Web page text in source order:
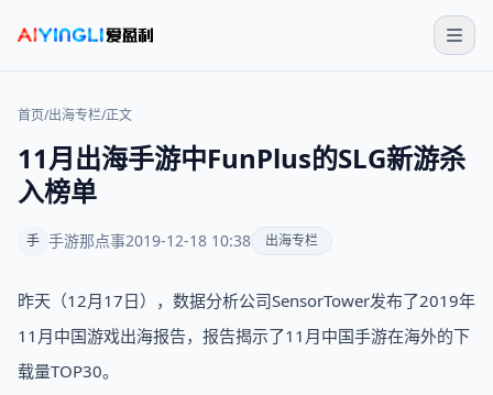
首页/出海专栏/正文
11月出海手游中FunPlus的SLG新游杀
入榜单
手 手游那点事2019-12-18 10:38 出海专栏
昨天（12月17日），数据分析公司SensorTower发布了2019年
11月中国游戏出海报告，报告揭示了11月中国手游在海外的下
载量TOP30。